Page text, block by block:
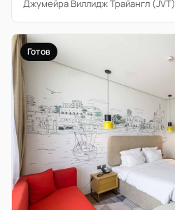
Джумейра Виллидж Трайангл (JVT)
Готов